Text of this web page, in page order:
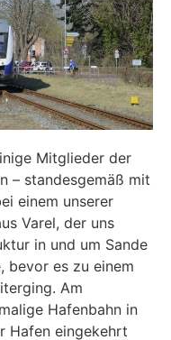
Mitglieder der
– standesgemäß mit
einem unserer
Varel, der uns
in und um Sande
bevor es zu einem
Am
Hafenbahn in
Hafen eingekehrt